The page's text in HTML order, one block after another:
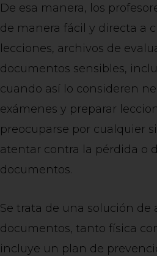
De esa manera, los
de manera fácil y directa a
lecciones, archivos de
documentos sensibles,
cuando así lo consideren
exámenes y preparar
preocuparse por cualquier
atentar contra la pérdida o
documentos.
Se trata de una solución
documentos, tanto física
incluye un plan de